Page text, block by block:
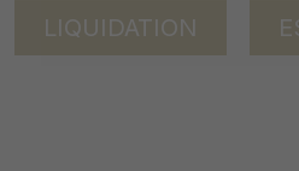
LIQUIDATION